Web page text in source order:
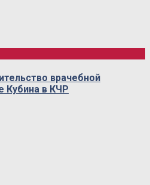
врачебной
Кубина в КЧР